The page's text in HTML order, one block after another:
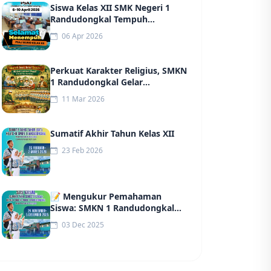
Siswa Kelas XII SMK Negeri 1
Randudongkal Tempuh
Penilaian Sumatif Akhir Jenjang
(PSAJ) Tahun 2026
06 Apr 2026
Perkuat Karakter Religius, SMKN
1 Randudongkal Gelar
Pesantren Kilat Ramadan
11 Mar 2026
Sumatif Akhir Tahun Kelas XII
23 Feb 2026
📝 Mengukur Pemahaman
Siswa: SMKN 1 Randudongkal
Sukses Gelar Sumatif Akhir
Semester (SAS)
03 Dec 2025